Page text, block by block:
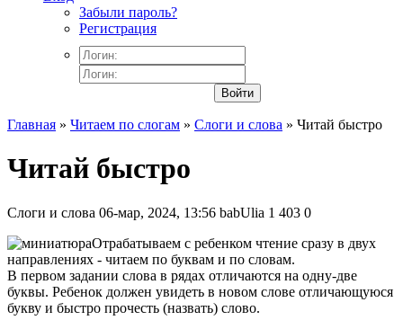
Забыли пароль?
Регистрация
Войти
Главная » Читаем по слогам » Слоги и слова » Читай быстро
Читай быстро
Слоги и слова 06-мар, 2024, 13:56 babUlia 1 403 0
Отрабатываем с ребенком чтение сразу в двух
направлениях - читаем по буквам и по словам.
В первом задании слова в рядах отличаются на одну-две
буквы. Ребенок должен увидеть в новом слове отличающуюся
букву и быстро прочесть (назвать) слово.